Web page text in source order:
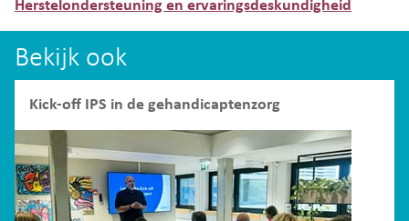
Herstelondersteuning en ervaringsdeskundigheid
Bekijk ook
Kick-off IPS in de gehandicaptenzorg